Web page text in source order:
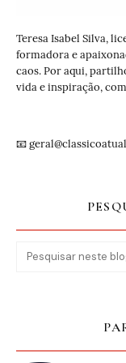
Teresa Isabel Silva,
formadora e
caos. Por aqui,
vida e inspiração,
📧